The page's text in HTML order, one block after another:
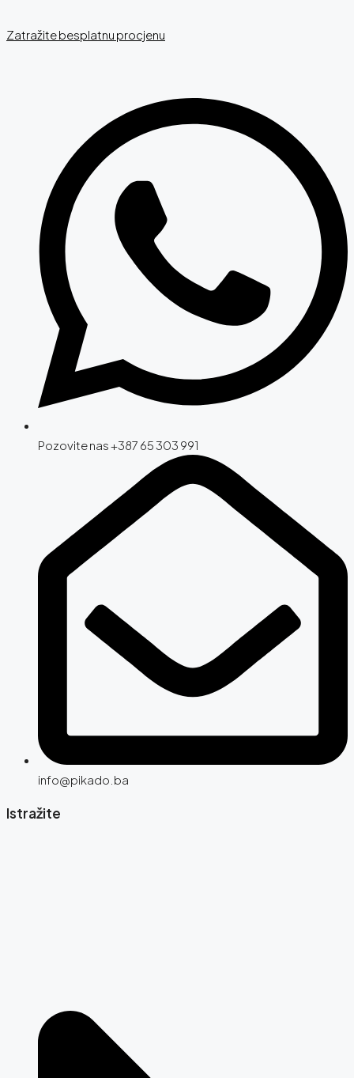
Zatražite besplatnu procjenu
Pozovite nas +387 65 303 991
info@pikado.ba
Istražite